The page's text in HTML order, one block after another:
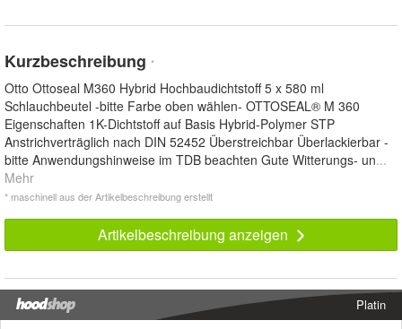
Kurzbeschreibung *
Otto Ottoseal M360 Hybrid Hochbaudichtstoff 5 x 580 ml
Schlauchbeutel -bitte Farbe oben wählen- OTTOSEAL® M 360
Eigenschaften 1K-Dichtstoff auf Basis Hybrid-Polymer STP
Anstrichverträglich nach DIN 52452 Überstreichbar Überlackierbar -
bitte Anwendungshinweise im TDB beachten Gute Witterungs- un...
Mehr
* maschinell aus der Artikelbeschreibung erstellt
Artikelbeschreibung anzeigen
Platin